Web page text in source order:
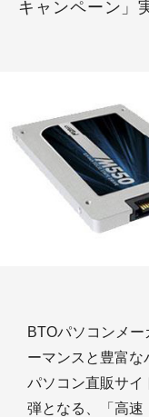
キャンペーン」
BTOパソコンメー
ーマンスと豊富
パソコン直販サイ
弾となる、「高速